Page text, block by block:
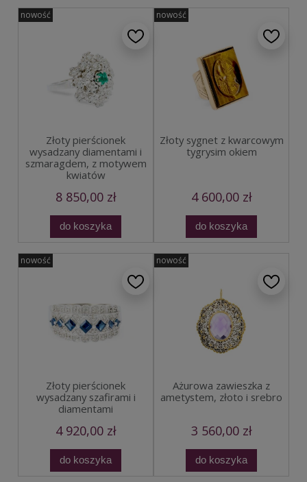
Złoty pierścionek
wysadzany diamentami i
szmaragdem, z motywem
kwiatów
8 850,00 zł
do koszyka
nowość
Złoty sygnet z kwarcowym
tygrysim okiem
4 600,00 zł
do koszyka
nowość
Złoty pierścionek
wysadzany szafirami i
diamentami
4 920,00 zł
do koszyka
nowość
Ażurowa zawieszka z
ametystem, złoto i srebro
3 560,00 zł
do koszyka
nowość